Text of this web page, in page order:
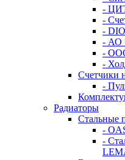
-
-
-
- АО
-
-
Счетчики
-
Радиаторы
Стальные
-
-